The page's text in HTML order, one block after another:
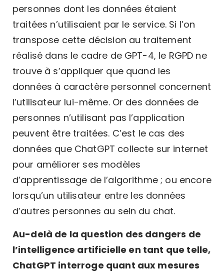
personnes dont les données étaient
traitées n’utilisaient par le service. Si l’on
transpose cette décision au traitement
réalisé dans le cadre de GPT-4, le RGPD ne
trouve à s’appliquer que quand les
données à caractère personnel concernent
l’utilisateur lui-même. Or des données de
personnes n’utilisant pas l’application
peuvent être traitées. C’est le cas des
données que ChatGPT collecte sur internet
pour améliorer ses modèles
d’apprentissage de l’algorithme ; ou encore
lorsqu’un utilisateur entre les données
d’autres personnes au sein du chat.
Au-delà de la question des dangers de
l’intelligence artificielle en tant que telle,
ChatGPT interroge quant aux mesures